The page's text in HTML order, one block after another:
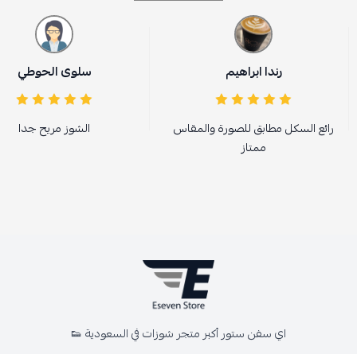
رندا ابراهيم
رائع السكل مطابق للصورة والمقاس
ممتاز
سلوى الحوطي
الشوز مريح جدا
اي سفن ستور أكبر متجر شوزات في السعودية 👟